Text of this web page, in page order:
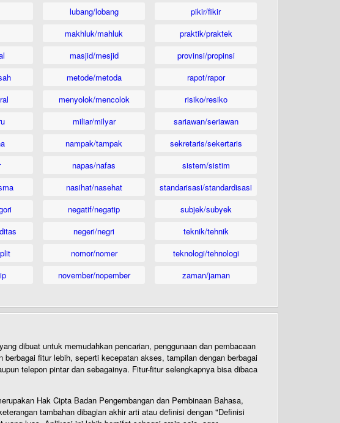
lubang/lobang
makhluk/mahluk
masjid/mesjid
metode/metoda
menyolok/mencolok
miliar/milyar
nampak/tampak
napas/nafas
nasihat/nasehat
negatif/negatip
negeri/negri
nomor/nomer
november/nopember
pikir/fikir
praktik/praktek
provinsi/propinsi
rapot/rapor
risiko/resiko
sariawan/seriawan
sekretaris/sekertaris
sistem/sistim
standarisasi/standardisasi
subjek/subyek
teknik/tehnik
teknologi/tehnologi
zaman/jaman
dibuat untuk memudahkan pencarian, penggunaan dan pembacaan
fitur lebih, seperti kecepatan akses, tampilan dengan berbagai
telepon pintar dan sebagainya. Fitur-fitur selengkapnya bisa dibaca
Hak Cipta Badan Pengembangan dan Pembinaan Bahasa,
tambahan dibagian akhir arti atau definisi dengan "Definisi